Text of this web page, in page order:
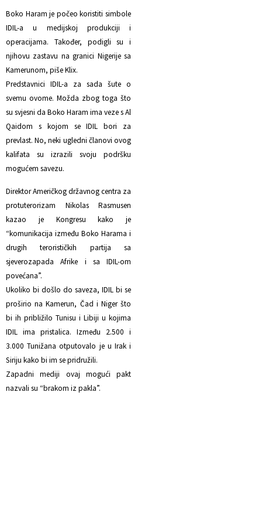
Boko Haram je počeo koristiti simbole
IDIL-a u medijskoj produkciji i
operacijama. Također, podigli su i
njihovu zastavu na granici Nigerije sa
Kamerunom, piše Klix.
Predstavnici IDIL-a za sada šute o
svemu ovome. Možda zbog toga što
su svjesni da Boko Haram ima veze s Al
Qaidom s kojom se IDIL bori za
prevlast. No, neki ugledni članovi ovog
kalifata su izrazili svoju podršku
mogućem savezu.
Direktor Američkog državnog centra za
protuterorizam Nikolas Rasmusen
kazao je Kongresu kako je
“komunikacija između Boko Harama i
drugih terorističkih partija sa
sjeverozapada Afrike i sa IDIL-om
povećana”.
Ukoliko bi došlo do saveza, IDIL bi se
proširio na Kamerun, Čad i Niger što
bi ih približilo Tunisu i Libiji u kojima
IDIL ima pristalica. Između 2.500 i
3.000 Tunižana otputovalo je u Irak i
Siriju kako bi im se pridružili.
Zapadni mediji ovaj mogući pakt
nazvali su “brakom iz pakla”.